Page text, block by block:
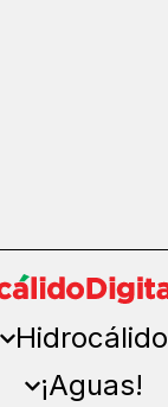
Hidrocálido
¡Aguas!